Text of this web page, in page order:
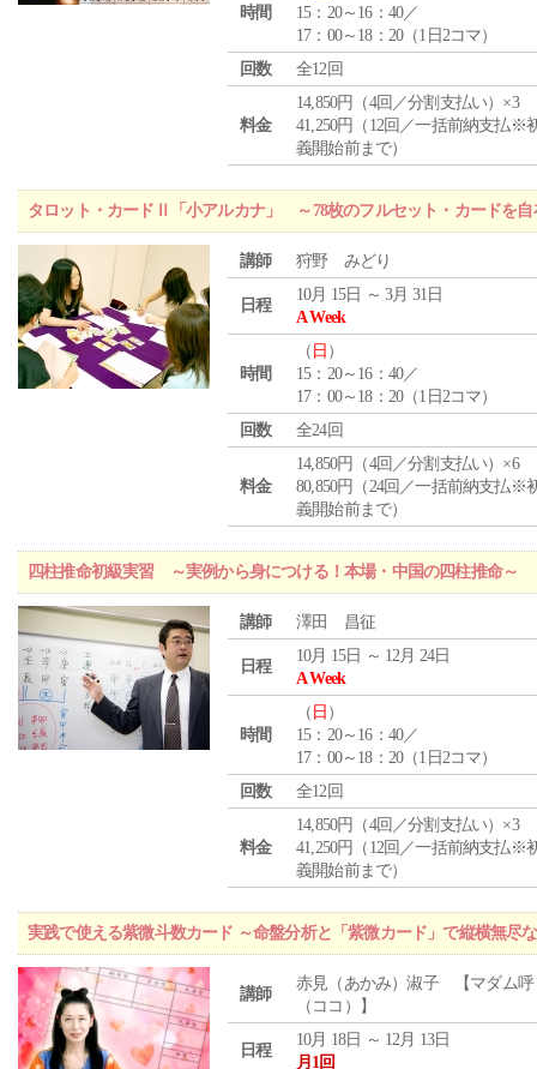
時間
15：20～16：40／
17：00～18：20（1日2コマ）
回数
全12回
料金
14,850円（4回／分割支払い）×3
41,250円（12回／一括前納支払※
義開始前まで）
タロット・カードⅡ「小アルカナ」 ～78枚のフルセット・カードを自
講師 狩野 みどり
日程
10月 15日 ～ 3月 31日
A Week
時間
（ 日 ）
15：20～16：40／
17：00～18：20（1日2コマ）
回数
全24回
料金
14,850円（4回／分割支払い）×6
80,850円（24回／一括前納支払※
義開始前まで）
四柱推命初級実習 ～実例から身につける！本場・中国の四柱推命～
講師 澤田 昌征
日程
10月 15日 ～ 12月 24日
A Week
時間
（ 日 ）
15：20～16：40／
17：00～18：20（1日2コマ）
回数
全12回
料金
14,850円（4回／分割支払い）×3
41,250円（12回／一括前納支払※
義開始前まで）
実践で使える紫微斗数カード ～命盤分析と「紫微カード」で縦横無尽
講師
赤見（あかみ）淑子 【マダム呼
（ココ）】
日程
10月 18日 ～ 12月 13日
月1回